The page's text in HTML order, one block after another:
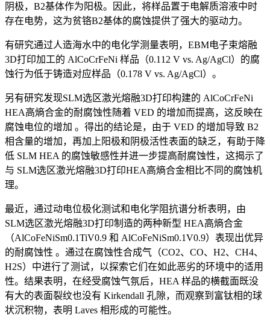
阴极，B2基体作为阳极。因此，将样品置于电解质溶液中时
存在电势，这为贫铬B2基体的腐蚀提供了强大的驱动力。
有研究通过人造海水中的电化学测量表明，EBM电子束熔融
3D打印加工的 AlCoCrFeNi 样品（0.112 V vs. Ag/AgCl）的腐
蚀行为低于铸造对应样品（0.178 V vs. Ag/AgCl）。
另有研究发现SLM选区激光熔融3D打印构建的 AlCoCrFeNi
HEA高熵合金的耐腐蚀性随着 VED 的增加而提高，这反映在
腐蚀电位的增加 。得出的结论是，由于 VED 的增加导致 B2
相含量的增加，再加上阳极和阴极活性表面的缺乏，有助于降
低 SLM HEA 的腐蚀敏感性并进一步提高耐腐蚀性，这揭示了
与 SLM选区激光熔融3D打印HEA高熵合金相比不同的腐蚀机
理。
最近，通过动电位极化测试和电化学阻抗谱分析表明，由
SLM选区激光熔融3D打印制造的两种新型 HEA高熵合金
（AlCoFeNiSm0.1TiV0.9 和 AlCoFeNiSm0.1V0.9）表现出优异
的耐腐蚀性 。通过在腐蚀性合成气（CO2、CO、H2、CH4、
H2S）中进行了测试，以探索它们在如此恶劣的环境中的适用
性。结果表明，在经受腐蚀气氛后，HEA 样品的横截面既没
有大的表面裂纹也没有 Kirkendall 孔隙，而观察到富钛相的球
状沉积物，表明 Laves 相形成的可能性。